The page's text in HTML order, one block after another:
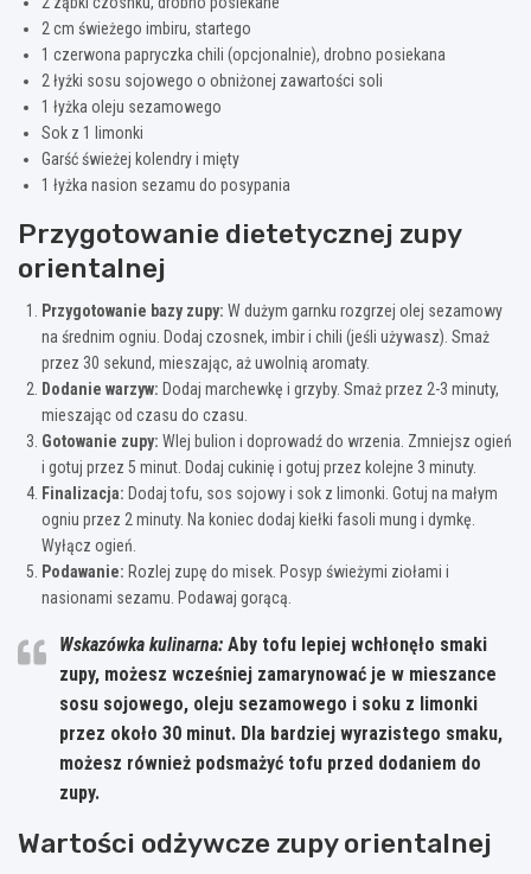
2 cm świeżego imbiru, startego
1 czerwona papryczka chili (opcjonalnie), drobno posiekana
2 łyżki sosu sojowego o obniżonej zawartości soli
1 łyżka oleju sezamowego
Sok z 1 limonki
Garść świeżej kolendry i mięty
1 łyżka nasion sezamu do posypania
Przygotowanie dietetycznej zupy
orientalnej
Przygotowanie bazy zupy: W dużym garnku rozgrzej olej sezamowy
na średnim ogniu. Dodaj czosnek, imbir i chili (jeśli używasz). Smaż
przez 30 sekund, mieszając, aż uwolnią aromaty.
Dodanie warzyw: Dodaj marchewkę i grzyby. Smaż przez 2-3 minuty,
mieszając od czasu do czasu.
Gotowanie zupy: Wlej bulion i doprowadź do wrzenia. Zmniejsz ogień
i gotuj przez 5 minut. Dodaj cukinię i gotuj przez kolejne 3 minuty.
Finalizacja: Dodaj tofu, sos sojowy i sok z limonki. Gotuj na małym
ogniu przez 2 minuty. Na koniec dodaj kiełki fasoli mung i dymkę.
Wyłącz ogień.
Podawanie: Rozlej zupę do misek. Posyp świeżymi ziołami i
nasionami sezamu. Podawaj gorącą.
Wskazówka kulinarna: Aby tofu lepiej wchłonęło smaki
zupy, możesz wcześniej zamarynować je w mieszance
sosu sojowego, oleju sezamowego i soku z limonki
przez około 30 minut. Dla bardziej wyrazistego smaku,
możesz również podsmażyć tofu przed dodaniem do
zupy.
Wartości odżywcze zupy orientalnej